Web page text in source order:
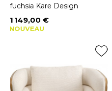
fuchsia Kare Design
Prix
1 149,00 €
NOUVEAU